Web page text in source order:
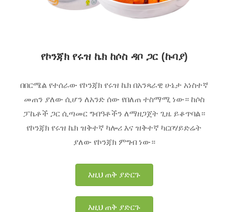
የኮንጃክ የሩዝ ኬክ ከሶስ ዳቦ ጋር (ኩባያ)
በበርሜል የተሰራው የኮንጃክ የሩዝ ኬክ በአንጻራዊ ሁኔታ አነስተኛ
መጠን ያለው ሲሆን ለአንድ ሰው የበለጠ ተስማሚ ነው። ከሶስ
ፓኬቶች ጋር ሲጣመር ግብዓቶችን ለማዘጋጀት ጊዜ ይቆጥባል።
የኮንጃክ የሩዝ ኬክ ዝቅተኛ ካሎሪ እና ዝቅተኛ ካርቦሃይድሬት
ያለው የኮንጃክ ምግብ ነው።
እዚህ ጠቅ ያድርጉ
እዚህ ጠቅ ያድርጉ